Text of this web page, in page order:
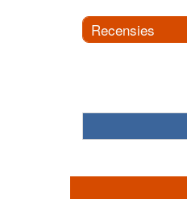
Recensies